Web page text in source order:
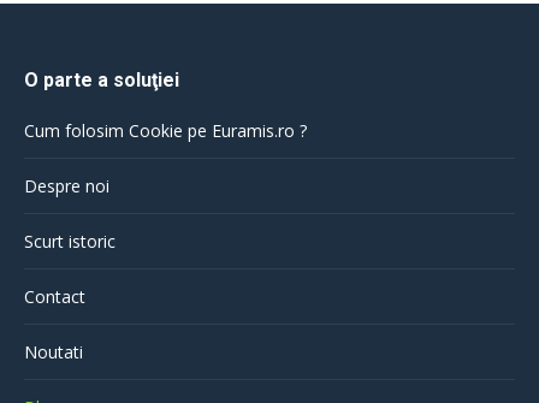
O parte a soluţiei
Cum folosim Cookie pe Euramis.ro ?
Despre noi
Scurt istoric
Contact
Noutati